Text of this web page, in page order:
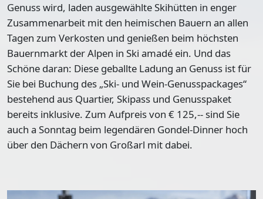
Genuss wird, laden ausgewählte Skihütten in enger
Zusammenarbeit mit den heimischen Bauern an allen
Tagen zum Verkosten und genießen beim höchsten
Bauernmarkt der Alpen in Ski amadé ein. Und das
Schöne daran: Diese geballte Ladung an Genuss ist für
Sie bei Buchung des „Ski- und Wein-Genusspackages“
bestehend aus Quartier, Skipass und Genusspaket
bereits inklusive. Zum Aufpreis von € 125,-- sind Sie
auch a Sonntag beim legendären Gondel-Dinner hoch
über den Dächern von Großarl mit dabei.